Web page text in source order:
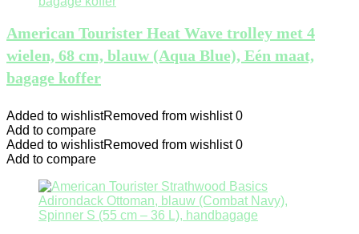
American Tourister Heat Wave trolley met 4
wielen, 68 cm, blauw (Aqua Blue), Eén maat,
bagage koffer
Added to wishlistRemoved from wishlist 0
Add to compare
Added to wishlistRemoved from wishlist 0
Add to compare